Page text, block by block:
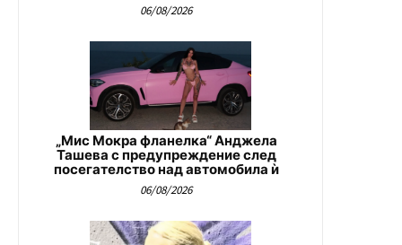
06/08/2026
„Мис Мокра фланелка“ Анджела
Ташева с предупреждение след
посегателство над автомобила ѝ
06/08/2026